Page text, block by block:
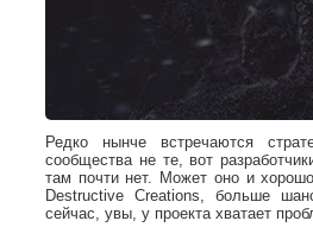
Редко нынче встречаются
сообщества не те, вот
там почти нет. Может оно и
Destructive Creations, больше
сейчас, увы, у проекта хватает